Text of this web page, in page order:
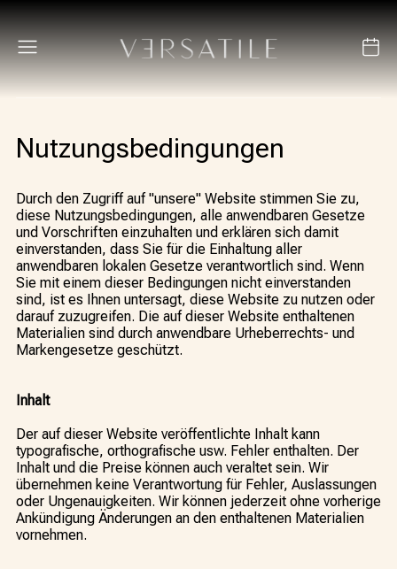
Nutzungsbedingungen
Durch den Zugriff auf "unsere" Website stimmen Sie zu,
diese Nutzungsbedingungen, alle anwendbaren Gesetze
und Vorschriften einzuhalten und erklären sich damit
einverstanden, dass Sie für die Einhaltung aller
anwendbaren lokalen Gesetze verantwortlich sind. Wenn
Sie mit einem dieser Bedingungen nicht einverstanden
sind, ist es Ihnen untersagt, diese Website zu nutzen oder
darauf zuzugreifen. Die auf dieser Website enthaltenen
Materialien sind durch anwendbare Urheberrechts- und
Markengesetze geschützt.
Inhalt
Der auf dieser Website veröffentlichte Inhalt kann
typografische, orthografische usw. Fehler enthalten. Der
Inhalt und die Preise können auch veraltet sein. Wir
übernehmen keine Verantwortung für Fehler, Auslassungen
oder Ungenauigkeiten. Wir können jederzeit ohne vorherige
Ankündigung Änderungen an den enthaltenen Materialien
vornehmen.